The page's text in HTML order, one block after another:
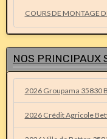
COURS DE MONTAGE
NOS PRINCIPAUX
2026 Groupama 35830
2026 Crédit Agricole